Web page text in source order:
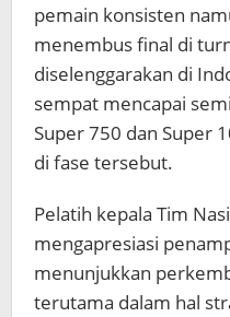
pemain konsisten
menembus final di
diselenggarakan di
sempat mencapai
Super 750 dan Super
di fase tersebut.
Pelatih kepala Tim
mengapresiasi
menunjukkan
terutama dalam hal